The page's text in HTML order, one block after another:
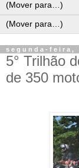
segunda-feira,
5° Trilhão
de 350